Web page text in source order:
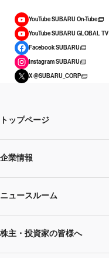
YouTube SUBARU On-Tube
YouTube SUBARU GLOBAL TV
Facebook SUBARU
Instagram SUBARU
X @SUBARU_CORP
トップページ
企業情報
企業情報トップ
SUBARUのありたい姿
ニュースルーム
ニュースルームトップ
株主・投資家の皆様へ